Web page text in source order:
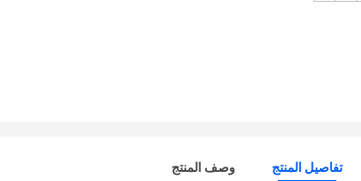
تفاصيل المنتج وصف المنتج